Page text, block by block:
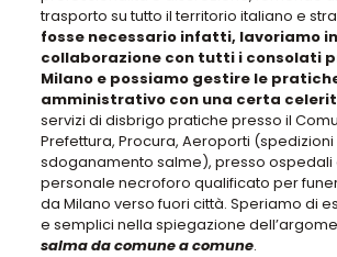
trasporto su tutto il territorio italiano e
fosse necessario infatti, lavoriamo
collaborazione con tutti i consolati
Milano e possiamo gestire le
amministrativo con una certa
servizi di disbrigo pratiche presso il
Prefettura, Procura, Aeroporti (spedizioni
sdoganamento salme), presso ospedali
personale necroforo qualificato per
da Milano verso fuori città. Speriamo di
e semplici nella spiegazione
salma da comune a comune.